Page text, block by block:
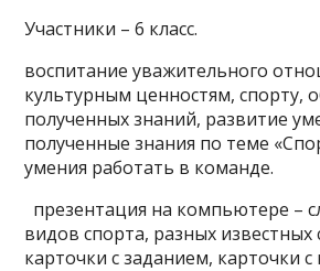
Участники – 6 класс.
воспитание уважительного
культурным ценностям, спорту,
полученных знаний, развитие
полученные знания по теме
умения работать в команде.
презентация на компьютере –
видов спорта, разных известных
карточки с заданием, карточки